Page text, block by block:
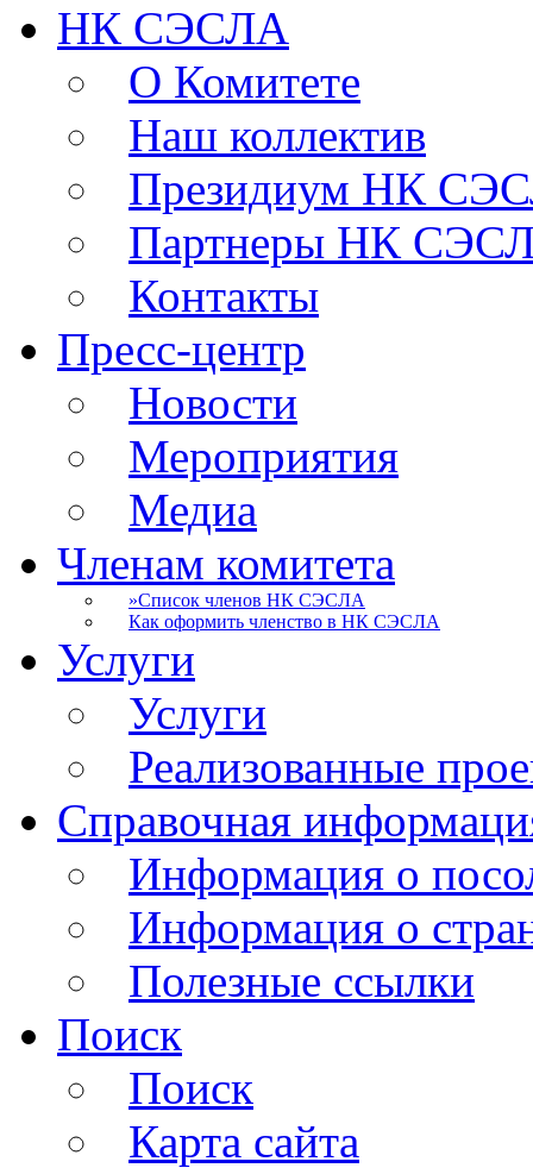
НК СЭСЛА
О Комитете
Наш коллектив
Президиум НК
Партнеры НК
Контакты
Пресс-центр
Новости
Мероприятия
Медиа
Членам комитета
»Список членов НК СЭСЛА
Как оформить членство в НК СЭСЛА
Услуги
Услуги
Реализованные
Справочная
Информация о
Информация о
Полезные ссылки
Поиск
Поиск
Карта сайта